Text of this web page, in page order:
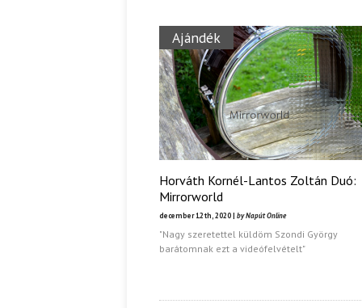
Ajándék
Horváth Kornél-Lantos Zoltán Duó:
Mirrorworld
december 12th, 2020 | by Napút Online
"Nagy szeretettel küldöm Szondi György
barátomnak ezt a videófelvételt"